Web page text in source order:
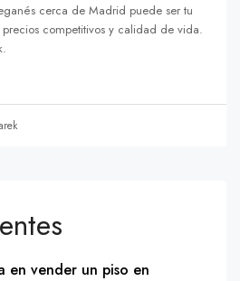
cerca de Madrid puede ser tu
competitivos y calidad de vida.
en vender un piso en